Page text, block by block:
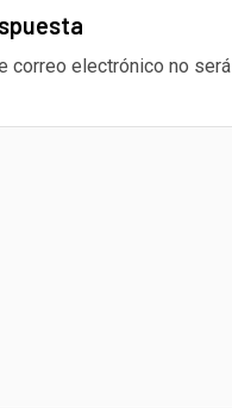
correo electrónico no